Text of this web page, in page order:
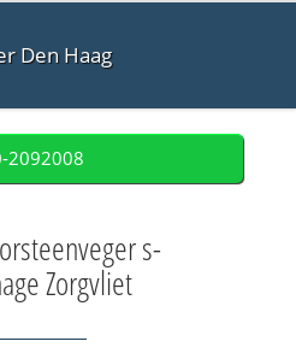
Den Haag
2092008
s-
Zorgvliet